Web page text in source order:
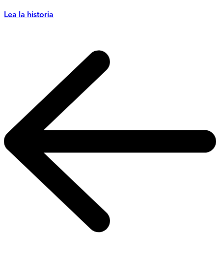
Lea la historia